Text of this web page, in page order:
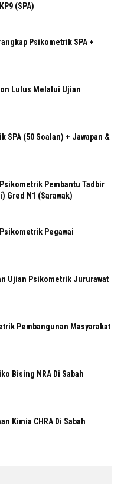
(SPA)
Psikometrik SPA +
Lulus Melalui Ujian
SPA (50 Soalan) + Jawapan &
Pembantu Tadbir
Gred N1 (Sarawak)
Pegawai
Ujian Psikometrik Jururawat
Pembangunan Masyarakat
Bising NRA Di Sabah
Kimia CHRA Di Sabah